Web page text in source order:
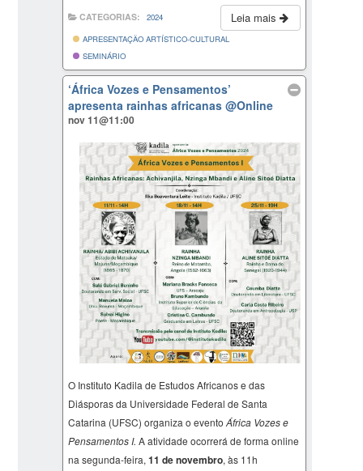
Leia mais
CATEGORIAS:
2024
APRESENTAÇÃO ARTÍSTICO-CULTURAL
SEMINÁRIO
‘África Vozes e Pensamentos’
apresenta rainhas africanas@Online
nov 11@11:00
O Instituto Kadila de Estudos Africanos e das
Diásporas da Universidade Federal de Santa
Catarina (UFSC) organiza o eventoÁfrica Vozes e
Pensamentos I.A atividade ocorrerá de forma online
na segunda-feira,11 de novembro, às 11h